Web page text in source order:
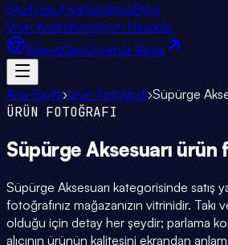
StüdyosuFiyatlandırmaBlog
Ürün AnalizKomisyon Hesapla
EklentiGirişÜcretsiz Başla
Ana Sayfa›Ürün Fotoğrafı›Süpürge
ÜRÜN FOTOĞRAFI
Süpürge Aksesuarı ürün
Süpürge Aksesuarı kategorisinde satış
fotoğrafınız mağazanızın vitrinidir.
olduğu için detay her şeydir; parlama
alıcının ürünün kalitesini ekrandan